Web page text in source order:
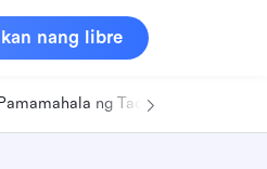
nang libre
Pamamahala ng Tao